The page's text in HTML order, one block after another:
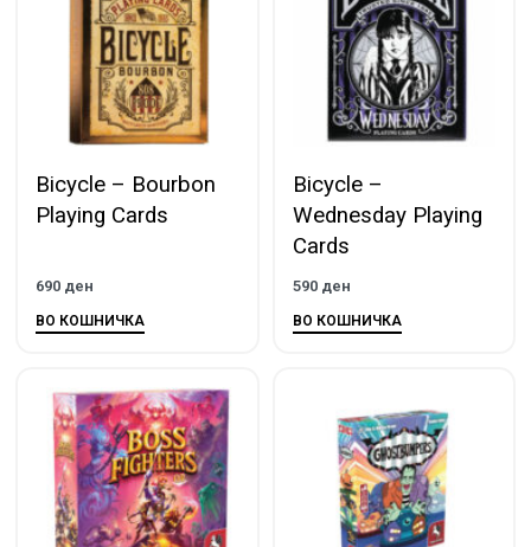
Bicycle – Bourbon
Playing Cards
690 ден
ВО КОШНИЧКА
Bicycle –
Wednesday Playing
Cards
590 ден
ВО КОШНИЧКА